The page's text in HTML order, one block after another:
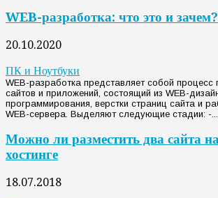
WEB-разработка: что это и зачем?
20.10.2020
ПК и Ноутбуки
WEB-разработка представляет собой процесс
сайтов и приложений, состоящий из WEB-
программирования, верстки страниц сайта и
WEB-сервера. Выделяют следующие стадии: -...
Можно ли разместить два сайта
хостинге
18.07.2018